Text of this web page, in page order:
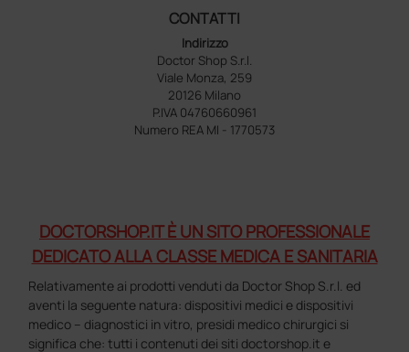
CONTATTI
Indirizzo
Doctor Shop S.r.l.
Viale Monza, 259
20126 Milano
P.IVA 04760660961
Numero REA MI - 1770573
DOCTORSHOP.IT È UN SITO PROFESSIONALE
DEDICATO ALLA CLASSE MEDICA E SANITARIA
Relativamente ai prodotti venduti da Doctor Shop S.r.l. ed
aventi la seguente natura: dispositivi medici e dispositivi
medico – diagnostici in vitro, presidi medico chirurgici si
significa che: tutti i contenuti dei siti doctorshop.it e